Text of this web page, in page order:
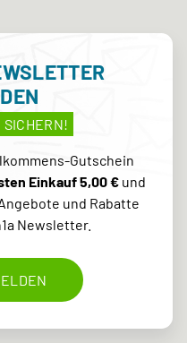
SICHERN!
Gutschein
Einkauf 5,00 €und
und Rabatte
Newsletter.